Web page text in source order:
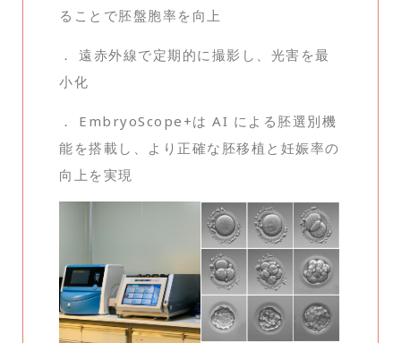
ることで胚盤胞率を向上
． 遠赤外線で定期的に撮影し、光害を最
小化
． EmbryoScope+は AI による胚選別機
能を搭載し、より正確な胚移植と妊娠率の
向上を実現